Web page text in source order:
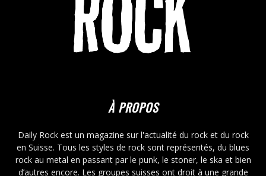
À PROPOS
Daily Rock est un magazine sur l'actualité du rock et du rock
en Suisse. Tous les styles de rock sont représentés, du blues
rock au metal en passant par le punk, le stoner, le ska et bien
d’autres encore. Les groupes suisses ont droit à une grande